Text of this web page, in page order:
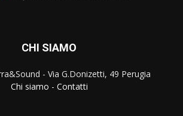
CHI SIAMO
- Via G.Donizetti, 49 Perugia
Chi siamo - Contatti